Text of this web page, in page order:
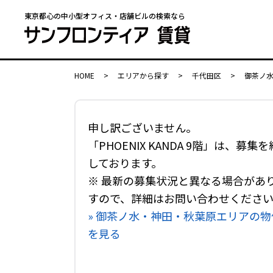
東京都心の中小型オフィス・店舗ビルの検索なら
HOME > エリアから探す > 千代田区 > 御茶ノ
申し訳ございません。
「PHOENIX KANDA 9階」は、募集
しております。
※ 最新の募集状況と異なる場合があ
すので、詳細はお問い合わせくださ
» 御茶ノ水・神田・秋葉原エリアの
を見る